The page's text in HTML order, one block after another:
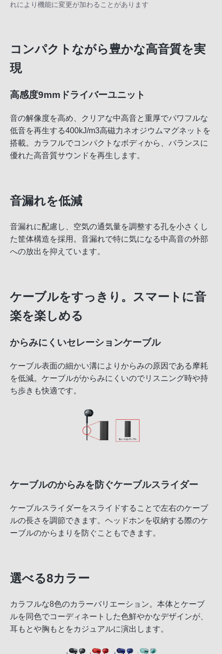
れにより機能に変更が加わることがあります
コンパクトながら豊かな高音質を実
現
高感度9mmドライバーユニット
音の解像度を高め、クリアな中高音と重厚でパワフルな
低音を再生する400kJ/m3高磁力ネオジウムマグネットを
搭載。カラフルでコンパクトなボディから、バランスに
優れた高音質サウンドを再生します。
音漏れを低減
音漏れに配慮し、空気の通気量を調整する孔を小さくし
た筐体構造を採用。音漏れで特に気になる中高音の外部
への放出を抑えています。
ケーブルをすっきり。スマートに音
楽を楽しめる
からみにくいセレーションケーブル
ケーブル表面の細かい溝によりからみの原因である摩耗
を低減。ケーブルがからみにくいのでリスニング時や持
ち歩きも快適です。
ケーブルのからみを防ぐケーブルスライダー
ケーブルスライダーをスライドすることで左右のケーブ
ルの長さを調節できます。ヘッドホンを収納する際のケ
ーブルのからまりを防ぐこともできます。
選べる8カラー
カラフルな8色のカラーバリエーション。本体とケーブ
ルを同色でコーディネートした色鮮やかなデザインが、
耳もとや胸もとをカジュアルに演出します。